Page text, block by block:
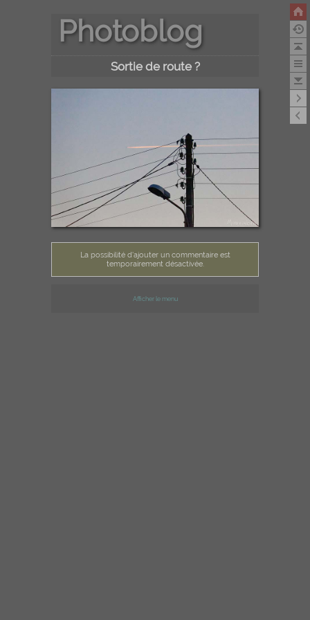
Photoblog
Sortie de route ?
La possibilité d'ajouter un commentaire est
temporairement désactivée.
Afficher le menu